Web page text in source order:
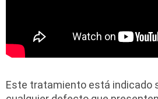
Este tratamiento está indicado